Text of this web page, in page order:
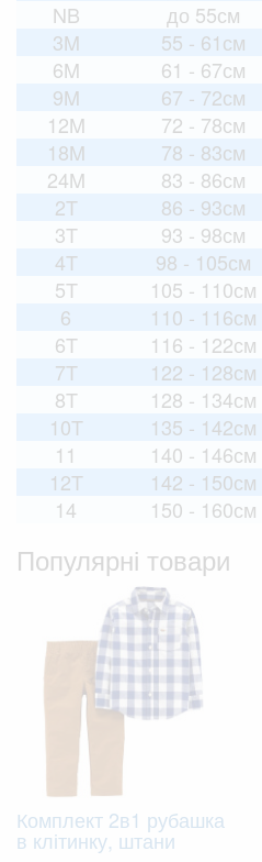
NB
до 55см
3M
55 - 61см
6M
61 - 67см
9M
67 - 72см
12M
72 - 78см
18M
78 - 83см
24M
83 - 86см
2T
86 - 93см
3T
93 - 98см
4T
98 - 105см
5T
105 - 110см
6
110 - 116см
6T
116 - 122см
7T
122 - 128см
8T
128 - 134см
10T
135 - 142см
11
140 - 146см
12T
142 - 150см
14
150 - 160см
Популярні товари
Комплект 2в1 рубашка
в клітинку, штани